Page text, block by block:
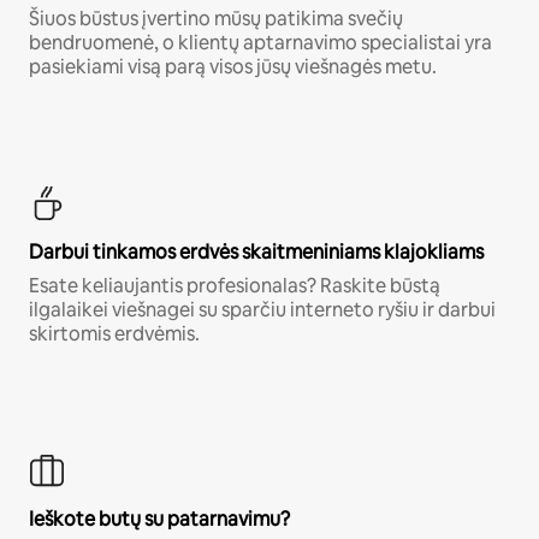
Šiuos būstus įvertino mūsų patikima svečių
bendruomenė, o klientų aptarnavimo specialistai yra
pasiekiami visą parą visos jūsų viešnagės metu.
Darbui tinkamos erdvės skaitmeniniams klajokliams
Esate keliaujantis profesionalas? Raskite būstą
ilgalaikei viešnagei su sparčiu interneto ryšiu ir darbui
skirtomis erdvėmis.
Ieškote butų su patarnavimu?